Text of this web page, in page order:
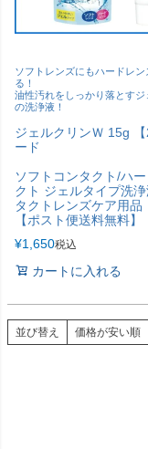
ソフトレンズにもハードレン
る！
油性汚れをしっかり落とすジ
の洗浄液！
ジェルクリンＷ 15g
ード
ソフトコンタクト/ハ
クト ジェルタイプ洗
タクトレンズケア用品
【ポスト便送料無料】
¥1,650税込
カートに入れる
並び替え 価格が安い順